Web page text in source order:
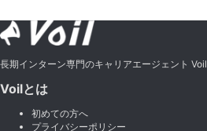
長期インターン専門のキャリアエージェント Voil
Voilとは
初めての方へ
プライバシーポリシー